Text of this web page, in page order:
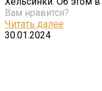
Вам нравится?
Читать далее
30.01.2024